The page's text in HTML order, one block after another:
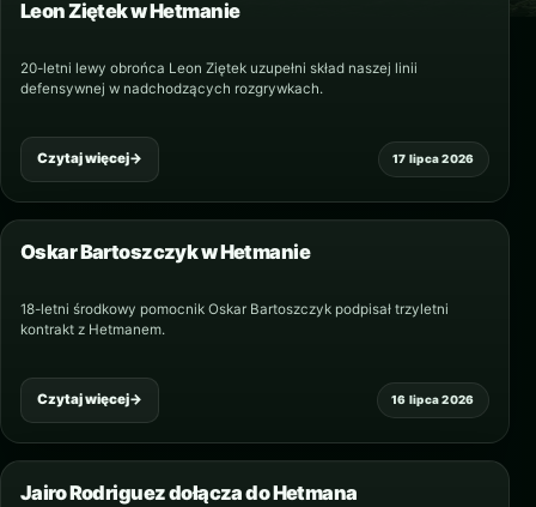
17 lipca 2026
Leon Ziętek w Hetmanie
20-letni lewy obrońca Leon Ziętek uzupełni skład naszej linii
defensywnej w nadchodzących rozgrywkach.
Czytaj więcej→
16 lipca 2026
Oskar Bartoszczyk w Hetmanie
18-letni środkowy pomocnik Oskar Bartoszczyk podpisał trzyletni
kontrakt z Hetmanem.
Czytaj więcej→
Jairo Rodriguez dołącza do Hetmana